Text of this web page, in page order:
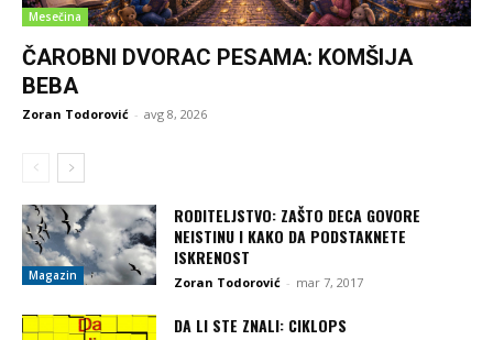
Mesečina
ČAROBNI DVORAC PESAMA: KOMŠIJA
BEBA
Zoran Todorović - avg 8, 2026
Magazin
RODITELJSTVO: ZAŠTO DECA GOVORE
NEISTINU I KAKO DA PODSTAKNETE
ISKRENOST
Zoran Todorović - mar 7, 2017
DA LI STE ZNALI: CIKLOPS